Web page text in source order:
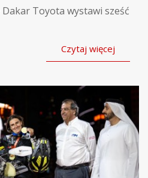
Toyota wystawi sześć
Czytaj więcej